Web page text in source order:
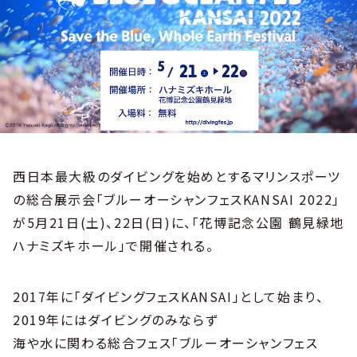
西日本最大級のダイビングを始めとするマリンスポーツ
の総合展示会「ブルーオーシャンフェスKANSAI 2022」
が5月21日(土)、22日(日)に、「花博記念公園 鶴見緑地
ハナミズキホール」で開催される。
2017年に「ダイビングフェスKANSAI」として始まり、
2019年にはダイビングのみならず
海や水に関わる総合フェス「ブルーオーシャンフェス